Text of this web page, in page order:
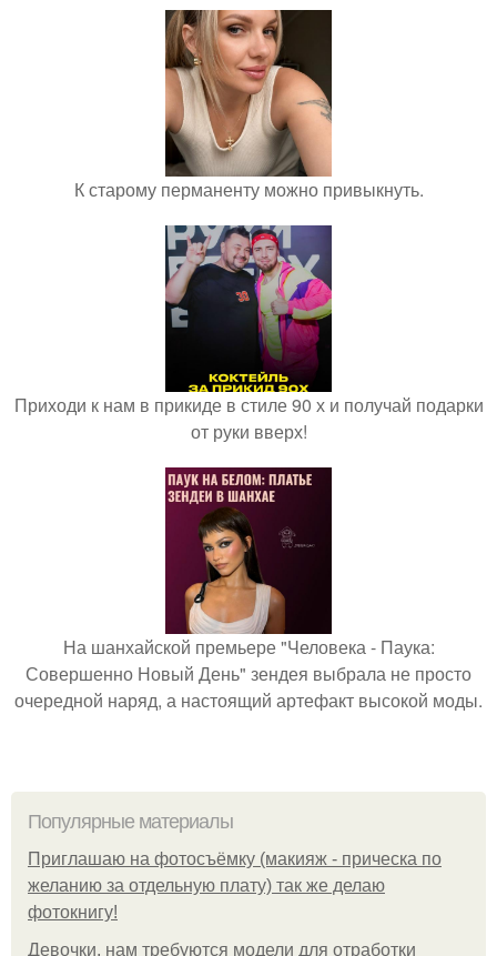
К старому перманенту можно привыкнуть.
Приходи к нам в прикиде в стиле 90 х и получай подарки
от руки вверх!
На шанхайской премьере "Человека - Паука:
Совершенно Новый День" зендея выбрала не просто
очередной наряд, а настоящий артефакт высокой моды.
Популярные материалы
Приглашаю на фотосъёмку (макияж - прическа по
желанию за отдельную плату) так же делаю
фотокнигу!
Девочки, нам требуются модели для отработки